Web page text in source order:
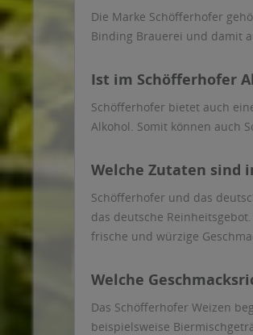
Die Marke Schöfferhofer
Binding Brauerei und damit
Ist im Schöfferhofer
Schöfferhofer bietet auch
Alkohol. Somit können auch
Welche Zutaten sind
Schöfferhofer und das
das deutsche
frische und würzige
Welche
Das Schöfferhofer Weizen
beispielsweise